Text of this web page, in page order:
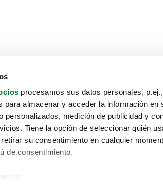
procesamos sus datos personales,
para almacenar y acceder la información en
personalizados, medición de publicidad y
Tiene la opción de seleccionar quién
su consentimiento en cualquier
de consentimiento.